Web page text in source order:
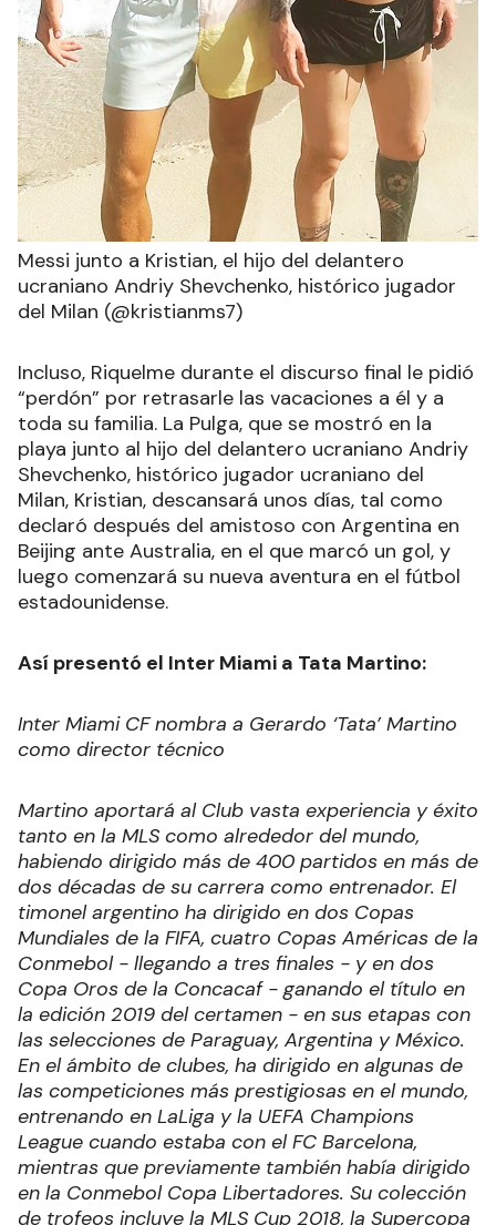
Messi junto a Kristian, el hijo del delantero
ucraniano Andriy Shevchenko, histórico jugador
del Milan (@kristianms7)
Incluso, Riquelme durante el discurso final le pidió
“perdón” por retrasarle las vacaciones a él y a
toda su familia. La Pulga, que se mostró en la
playa junto al hijo del delantero ucraniano Andriy
Shevchenko, histórico jugador ucraniano del
Milan, Kristian, descansará unos días, tal como
declaró después del amistoso con Argentina en
Beijing ante Australia, en el que marcó un gol, y
luego comenzará su nueva aventura en el fútbol
estadounidense.
Así presentó el Inter Miami a Tata Martino:
Inter Miami CF nombra a Gerardo ‘Tata’ Martino
como director técnico
Martino aportará al Club vasta experiencia y éxito
tanto en la MLS como alrededor del mundo,
habiendo dirigido más de 400 partidos en más de
dos décadas de su carrera como entrenador. El
timonel argentino ha dirigido en dos Copas
Mundiales de la FIFA, cuatro Copas Américas de la
Conmebol - llegando a tres finales - y en dos
Copa Oros de la Concacaf - ganando el título en
la edición 2019 del certamen - en sus etapas con
las selecciones de Paraguay, Argentina y México.
En el ámbito de clubes, ha dirigido en algunas de
las competiciones más prestigiosas en el mundo,
entrenando en LaLiga y la UEFA Champions
League cuando estaba con el FC Barcelona,
mientras que previamente también había dirigido
en la Conmebol Copa Libertadores. Su colección
de trofeos incluye la MLS Cup 2018, la Supercopa